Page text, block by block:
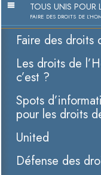
TOUS UNIS POUR
FAIRE DES DROITS DE
Faire des droits
Les droits de
c’est ?
Spots
pour les droits
United
Défense des